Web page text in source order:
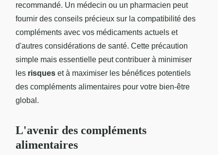
recommandé. Un médecin ou un pharmacien peut
fournir des conseils précieux sur la compatibilité des
compléments avec vos médicaments actuels et
d'autres considérations de santé. Cette précaution
simple mais essentielle peut contribuer à minimiser
les risques et à maximiser les bénéfices potentiels
des compléments alimentaires pour votre bien-être
global.
L'avenir des compléments
alimentaires